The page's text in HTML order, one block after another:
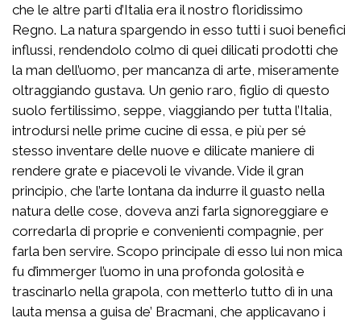
che le altre parti d’Italia era il nostro floridissimo
Regno. La natura spargendo in esso tutti i suoi benefici
influssi, rendendolo colmo di quei dilicati prodotti che
la man dell’uomo, per mancanza di arte, miseramente
oltraggiando gustava. Un genio raro, figlio di questo
suolo fertilissimo, seppe, viaggiando per tutta l’Italia,
introdursi nelle prime cucine di essa, e più per sé
stesso inventare delle nuove e dilicate maniere di
rendere grate e piacevoli le vivande. Vide il gran
principio, che l’arte lontana da indurre il guasto nella
natura delle cose, doveva anzi farla signoreggiare e
corredarla di proprie e convenienti compagnie, per
farla ben servire. Scopo principale di esso lui non mica
fu d’immerger l’uomo in una profonda golosità e
trascinarlo nella grapola, con metterlo tutto dì in una
lauta mensa a guisa de’ Bracmani, che applicavano i